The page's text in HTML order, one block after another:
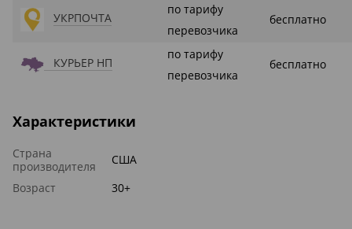
УКРПОЧТА
по тарифу
перевозчика
бесплатно
КУРЬЕР НП
по тарифу
перевозчика
бесплатно
Характеристики
Страна
производителя
США
Возраст
30+